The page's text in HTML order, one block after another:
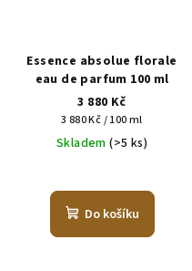
Essence absolue florale
eau de parfum 100 ml
3 880 Kč
Měrná
cena:
3 880 Kč / 100 ml
Skladem(>5 ks)
Do košíku